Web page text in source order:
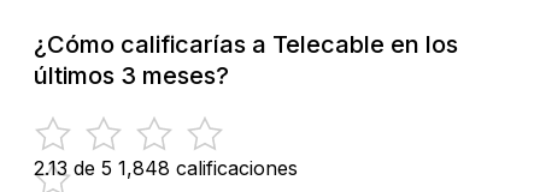
¿Cómo calificarías a Telecable en los
últimos 3 meses?
2.13 de 5 1,848 calificaciones